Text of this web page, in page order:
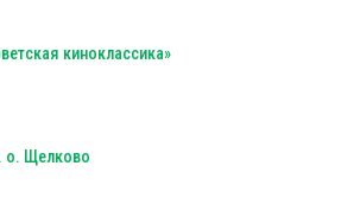
киноклассика»
о. Щелково